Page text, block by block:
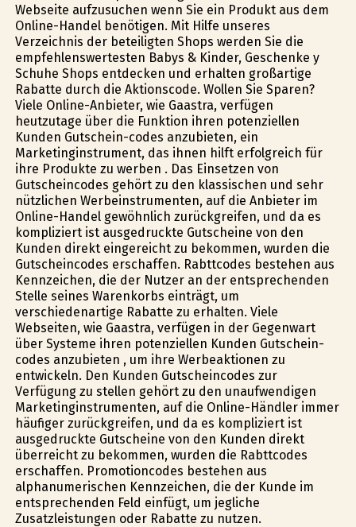
Webseite aufzusuchen wenn Sie ein Produkt aus dem
Online-Handel benötigen. Mit Hilfe unseres
Verzeichnis der beteiligten Shops werden Sie die
empfehlenswertesten Babys & Kinder, Geschenke y
Schuhe Shops entdecken und erhalten großartige
Rabatte durch die Aktionscode. Wollen Sie Sparen?
Viele Online-Anbieter, wie Gaastra, verfügen
heutzutage über die Funktion ihren potenziellen
Kunden Gutschein-codes anzubieten, ein
Marketinginstrument, das ihnen hilft erfolgreich für
ihre Produkte zu werben . Das Einsetzen von
Gutscheincodes gehört zu den klassischen und sehr
nützlichen Werbeinstrumenten, auf die Anbieter im
Online-Handel gewöhnlich zurückgreifen, und da es
kompliziert ist ausgedruckte Gutscheine von den
Kunden direkt eingereicht zu bekommen, wurden die
Gutscheincodes erschaffen. Rabttcodes bestehen aus
Kennzeichen, die der Nutzer an der entsprechenden
Stelle seines Warenkorbs einträgt, um
verschiedenartige Rabatte zu erhalten. Viele
Webseiten, wie Gaastra, verfügen in der Gegenwart
über Systeme ihren potenziellen Kunden Gutschein-
codes anzubieten , um ihre Werbeaktionen zu
entwickeln. Den Kunden Gutscheincodes zur
Verfügung zu stellen gehört zu den unaufwendigen
Marketinginstrumenten, auf die Online-Händler immer
häufiger zurückgreifen, und da es kompliziert ist
ausgedruckte Gutscheine von den Kunden direkt
überreicht zu bekommen, wurden die Rabttcodes
erschaffen. Promotioncodes bestehen aus
alphanumerischen Kennzeichen, die der Kunde im
entsprechenden Feld einfügt, um jegliche
Zusatzleistungen oder Rabatte zu nutzen.